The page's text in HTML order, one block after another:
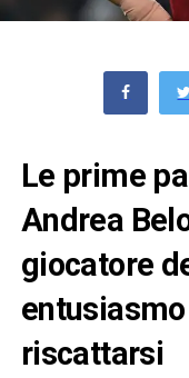
Le prime
Andrea
giocatore
riscattarsi